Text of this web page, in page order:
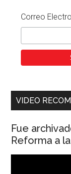
Correo
VIDEO
Fue
Reforma a